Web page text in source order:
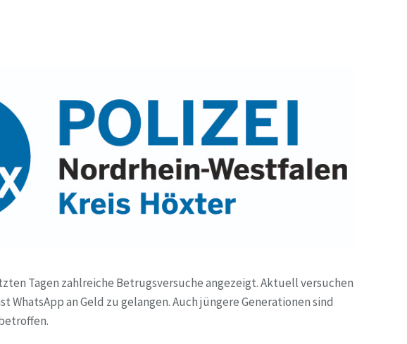
Tagen zahlreiche Betrugsversuche angezeigt. Aktuell versuchen
an Geld zu gelangen. Auch jüngere Generationen sind